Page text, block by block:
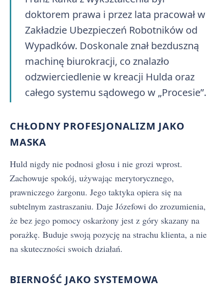
doktorem prawa i przez lata pracował w
Zakładzie Ubezpieczeń Robotników od
Wypadków. Doskonale znał bezduszną
machinę biurokracji, co znalazło
odzwierciedlenie w kreacji Hulda oraz
całego systemu sądowego w „Procesie”.
CHŁODNY PROFESJONALIZM JAKO
MASKA
Huld nigdy nie podnosi głosu i nie grozi wprost.
Zachowuje spokój, używając merytorycznego,
prawniczego żargonu. Jego taktyka opiera się na
subtelnym zastraszaniu. Daje Józefowi do zrozumienia,
że bez jego pomocy oskarżony jest z góry skazany na
porażkę. Buduje swoją pozycję na strachu klienta, a nie
na skuteczności swoich działań.
BIERNOŚĆ JAKO SYSTEMOWA